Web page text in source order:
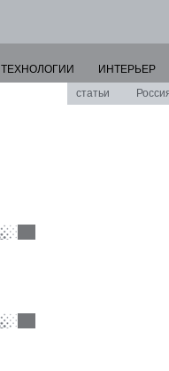
ТЕХНОЛОГИИ
ИНТЕРЬЕР
статьи